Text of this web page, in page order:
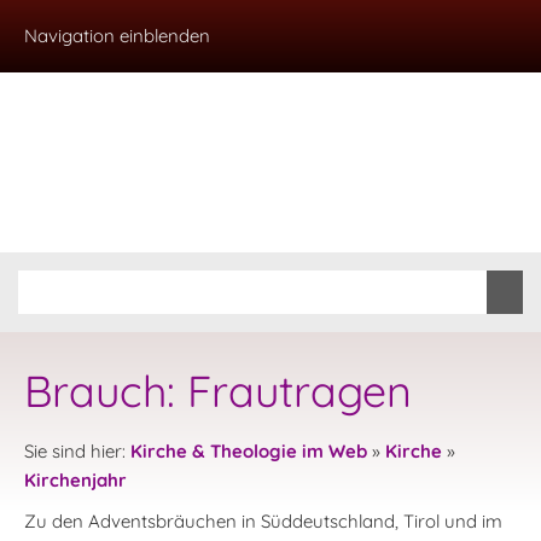
Navigation einblenden
Brauch: Frautragen
Sie sind hier: Kirche & Theologie im Web » Kirche »
Kirchenjahr
Zu den Adventsbräuchen in Süddeutschland, Tirol und im